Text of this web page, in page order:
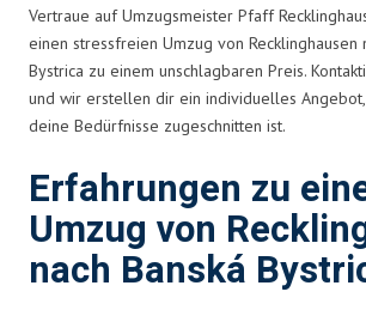
Vertraue auf Umzugsmeister Pfaff
einen stressfreien Umzug von Recklinghausen
Bystrica zu einem unschlagbaren Preis.
und wir erstellen dir ein individuelles
deine Bedürfnisse zugeschnitten ist.
Erfahrungen zu
Umzug von
nach Banská